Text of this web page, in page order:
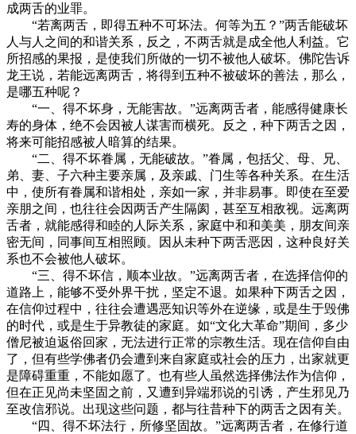
成两舌的业罪。
“若离两舌，即得五种不可坏法。何等为五？”两舌能破坏
人与人之间的和谐关系，反之，不两舌就是成全他人利益。它
所招感的果报，是使我们所做的一切不被他人破坏。佛陀告诉
龙王说，若能远离两舌，将得到五种不被破坏的善法，那么，
是哪五种呢？
“一、得不坏身，无能害故。”远离两舌者，能感得健康长
寿的身体，绝不会因被人谋害而横死。反之，种下两舌之因，
将来可能招感被人暗算的结果。
“二、得不坏眷属，无能破故。”眷属，包括父、母、兄、
弟、妻、子六种主要亲属，及亲戚、门生等各种关系。在生活
中，使所有眷属和谐相处，亲如一家，并非易事。即使在至爱
亲朋之间，也往往会因两舌产生隔阂，甚至互相敌视。远离两
舌者，就能感得和睦的人际关系，家庭中和和美美，朋友间亲
密无间，同事间互相照顾。因从未种下两舌恶因，这种良好关
系也不会被他人破坏。
“三、得不坏信，顺本业故。”远离两舌者，在选择信仰的
道路上，能够不受外界干扰，坚定不退。如果种下两舌之因，
在信仰过程中，往往会遭遇恶知识等外在逆缘，或是生于毁佛
的时代，或是生于异教徒的家庭。如“文化大革命”期间，多少
僧尼被迫返俗回家，无法进行正常的宗教生活。现在信仰自由
了，但有些学佛者仍会遭到来自家庭或社会的压力，出家就更
是障碍重重，不能如愿了。也有些人虽然选择佛法作为信仰，
但在正见尚未坚固之前，又遭到异端邪说的引诱，产生邪见乃
至改信邪说。出现这些问题，都与往昔种下的两舌之因有关。
“四、得不坏法行，所修坚固故。”远离两舌者，在修行道